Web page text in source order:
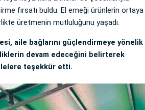
fırsatı buldu. El emeği ürünlerin ortaya
üretmenin mutluluğunu yaşadı.
aile bağlarını güçlendirmeye yönelik
devam edeceğini belirterek
teşekkür etti.